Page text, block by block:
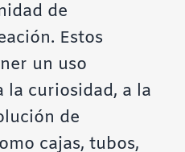
de
Estos
un uso
la curiosidad, a la
de
cajas, tubos,